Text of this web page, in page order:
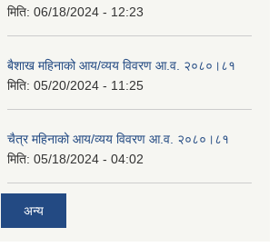
मिति: 06/18/2024 - 12:23
बैशाख महिनाको आय/व्यय विवरण आ.व. २०८०।८१
मिति: 05/20/2024 - 11:25
चैत्र महिनाको आय/व्यय विवरण आ.व. २०८०।८१
मिति: 05/18/2024 - 04:02
अन्य